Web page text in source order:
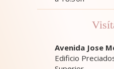
Avenida Jose
Edificio